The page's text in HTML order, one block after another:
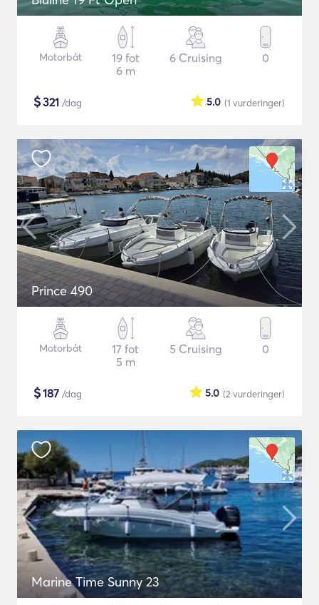
Motorbåt
19 fot
6 m
6 Cruising 0
$321 /dag (1 vurderinger)
5.0
Prince 490
Motorbåt
17 fot
5 m
5 Cruising 0
$187 /dag (2 vurderinger)
5.0
Marine Time Sunny 23